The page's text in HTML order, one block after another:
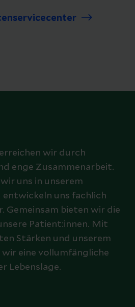
wir durch
enge Zusammenarbeit.
uns in unserem
entwickeln uns fachlich
Gemeinsam bieten wir die
Patient:innen. Mit
Stärken und unserem
wir eine vollumfängliche
Lebenslage.